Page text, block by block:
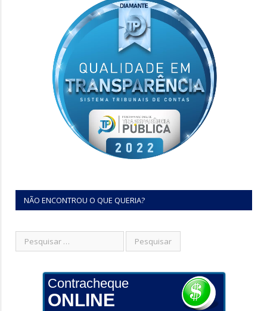
NÃO ENCONTROU O QUE QUERIA?
Contracheque
ONLINE